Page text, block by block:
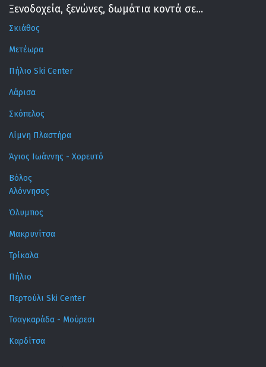
Ξενοδοχεία, ξενώνες, δωμάτια κοντά σε...
Σκιάθος
Μετέωρα
Πήλιο Ski Center
Λάρισα
Σκόπελος
Λίμνη Πλαστήρα
Άγιος Ιωάννης - Χορευτό
Βόλος
Αλόννησος
Όλυμπος
Μακρυνίτσα
Τρίκαλα
Πήλιο
Περτούλι Ski Center
Τσαγκαράδα - Μούρεσι
Καρδίτσα